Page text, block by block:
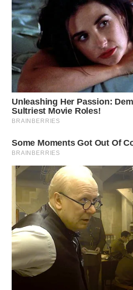
SUMEDANG
WN
CIANJUR
WN
KEPULAUAN
SERIBU
WN
WN
BINJAI
WN
WN
INDRAMAYU
WN
KUNINGAN